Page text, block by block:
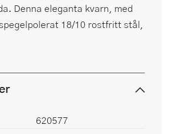
Denna eleganta kvarn, med
18/10 rostfritt stål,
620577